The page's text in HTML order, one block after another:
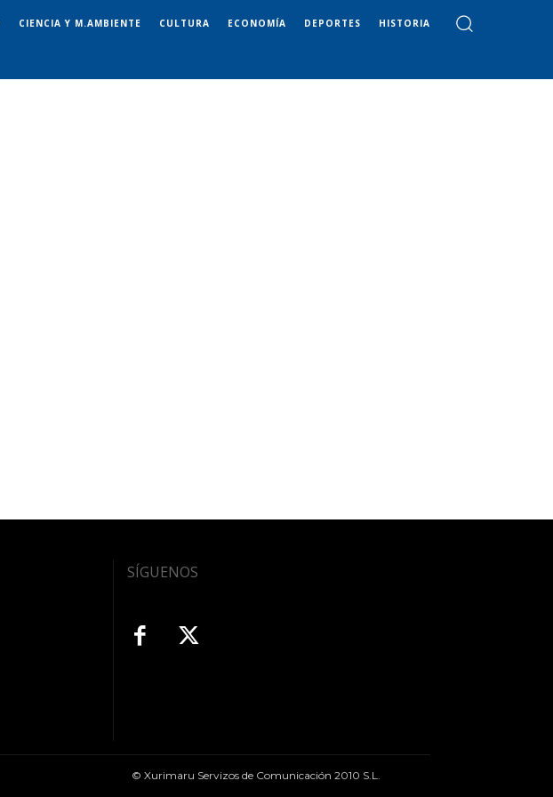
CIENCIA Y M.AMBIENTE CULTURA ECONOMÍA DEPORTES HISTORIA
SÍGUENOS
© Xurimaru Servizos de Comunicación 2010 S.L.